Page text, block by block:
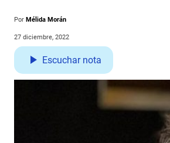
Por Mélida Morán
27 diciembre, 2022
Escuchar nota